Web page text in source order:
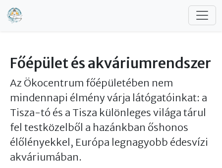
Ugrás a tartalomra
Főépület és akváriumrendszer
Az Ökocentrum főépületében nem
mindennapi élmény várja látógatóinkat: a
Tisza-tó és a Tisza különleges világa tárul
fel testközelből a hazánkban őshonos
élőlényekkel, Európa legnagyobb édesvízi
akváriumában.